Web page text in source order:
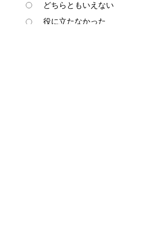
どちらともいえない
役に立たなかった